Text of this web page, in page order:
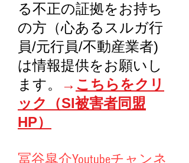
る不正の証拠をお持ち
の方（心あるスルガ行
員/元行員/不動産業者)
は情報提供をお願いし
ます。
→ こちらをクリ
ック（SI被害者同盟
HP）
冨谷皐介Youtubeチャンネ